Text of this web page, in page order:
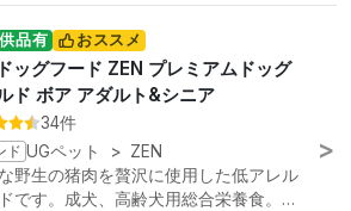
品有 おススメ
ッグフード ZEN プレミアムドッグ
ド ボア アダルト&シニア
34件
ド UGペット > ZEN
野生の猪肉を贅沢に使用した低アレル
です。成犬、高齢犬用総合栄養食。低